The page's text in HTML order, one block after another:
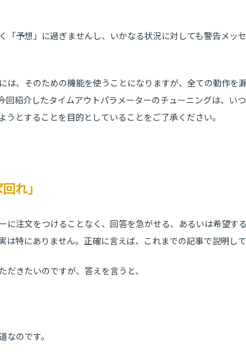
「予想」に過ぎませんし、いかなる状況に対しても警告メッ
は、そのための機能を使うことになりますが、全ての動作を
回紹介したタイムアウトパラメーターのチューニングは、い
とすることを目的としていることをご了承ください。
れ」
に注文をつけることなく、回答を急がせる、あるいは希望す
特にありません。正確に言えば、これまでの記事で説明し
きたいのですが、答えを言うと、
のです。